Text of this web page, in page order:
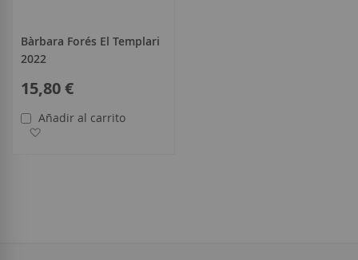
Bàrbara Forés El Templari
2022
15,80 €
Añadir al carrito